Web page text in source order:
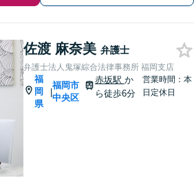
佐渡 麻奈美 弁護士
弁護士法人鬼塚綜合法律事務所 福岡支店
福
岡
県
|
福岡市
中央区
赤坂駅 か
ら徒歩6分
営業時間：本
日定休日